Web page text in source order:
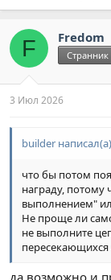
F Fredom
Странник
3 Июл 2026
builder
что бы потом
награду, потому
выполнением"
Не проще ли
не выполните
пересекающихся
да возможно и